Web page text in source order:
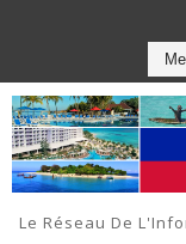
Le Réseau De